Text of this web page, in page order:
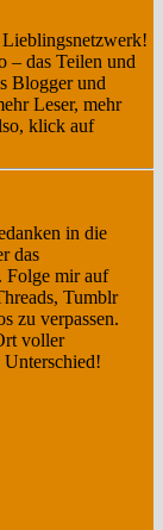
– das Teilen und
Blogger und
Leser, mehr
klick auf
in die
das
Folge mir auf
Tumblr
zu verpassen.
voller
Unterschied!